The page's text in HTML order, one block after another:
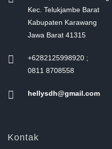
Kec. Telukjambe Barat
Kabupaten Karawang
Jawa Barat 41315
+6282125998920 ;
0811 8708558
hellysdh@gmail.com
Kontak